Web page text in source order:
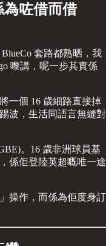
咗借而借
套路都熟晒，我
嚟講，呢一步其實係
一個 16 歲細路直接掉
波，生活同語言無縫對
。16 歲非洲球員基
係佢登陸英超嘅唯一途
操作，而係為佢度身訂